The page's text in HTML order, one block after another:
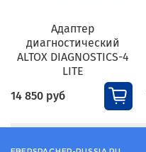
Адаптер
диагностический
ALTOX DIAGNOSTICS-4
LITE
14 850 руб